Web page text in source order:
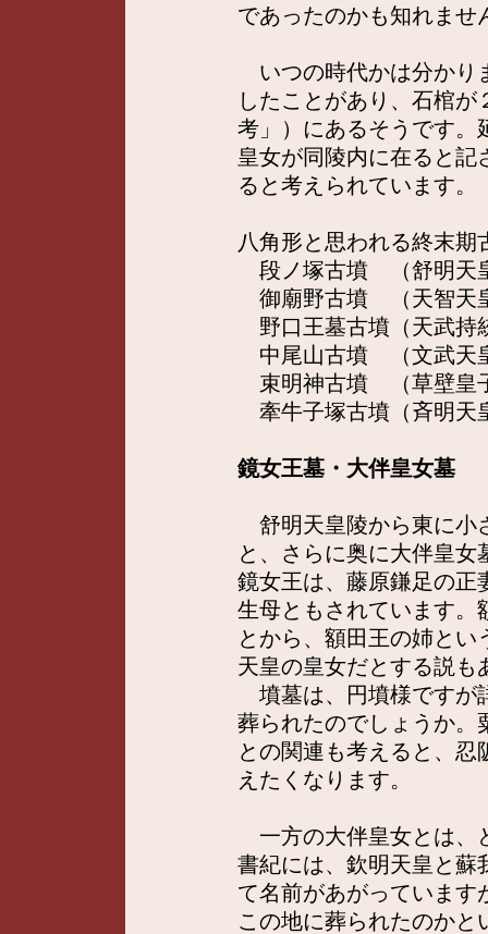
であったのかも知れませ
いつの時代かは分かり
したことがあり、石棺
考」）にあるそうです。
皇女が同陵内に在ると記
ると考えられています。
八角形と思われる終末期
段ノ塚古墳 （舒明天
御廟野古墳 （天智天
野口王墓古墳（天武持
中尾山古墳 （文武天
束明神古墳 （草壁皇
牽牛子塚古墳（斉明天
鏡女王墓・大伴皇女墓
舒明天皇陵から東に小
と、さらに奥に大伴皇女
鏡女王は、藤原鎌足の正
生母ともされています。
とから、額田王の姉と
天皇の皇女だとする説も
墳墓は、円墳様ですが
葬られたのでしょうか。
との関連も考えると、
えたくなります。
一方の大伴皇女とは、
書紀には、欽明天皇と蘇
て名前があがっています
この地に葬られたのか